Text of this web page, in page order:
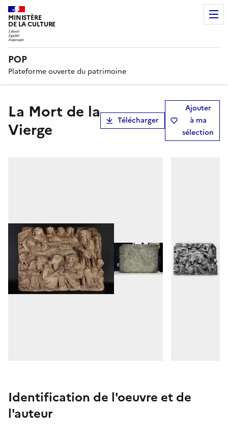
MINISTÈRE
DE LA CULTURE
POP
Plateforme ouverte du patrimoine
La Mort de la
Vierge
Télécharger
Ajouter
à ma
sélection
Identification de l'oeuvre et de
l'auteur